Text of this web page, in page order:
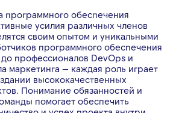
программного обеспечения
усилия различных членов
своим опытом и уникальными
программного обеспечения
профессионалов DevOps и
маркетинга — каждая роль играет
высококачественных
Понимание обязанностей и
помогает обеспечить